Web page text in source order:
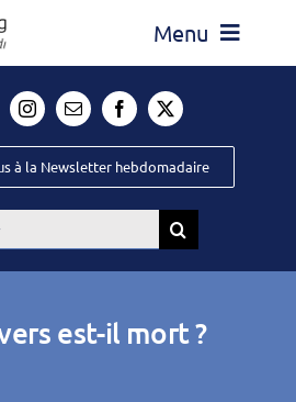
Menu
à la Newsletter hebdomadaire
est-il mort ?